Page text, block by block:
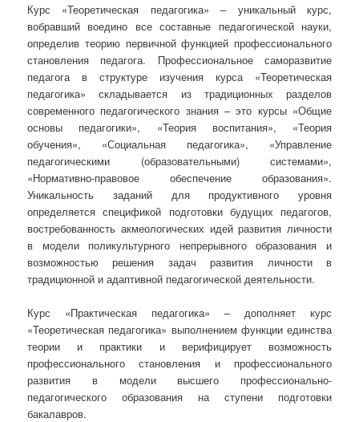
Курс «Теоретическая педагогика» – уникальный курс,
вобравший воедино все составные педагогической науки,
определив теорию первичной функцией профессионального
становления педагога. Профессиональное саморазвитие
педагога в структуре изучения курса «Теоретическая
педагогика» складывается из традиционных разделов
современного педагогического знания – это курсы «Общие
основы педагогики», «Теория воспитания», «Теория
обучения», «Социальная педагогика», «Управление
педагогическими (образовательными) системами»,
«Нормативно-правовое обеспечение образования».
Уникальность заданий для продуктивного уровня
определяется спецификой подготовки будущих педагогов,
востребованность акмеологических идей развития личности
в модели поликультурного непрерывного образования и
возможностью решения задач развития личности в
традиционной и адаптивной педагогической деятельности.
Курс «Практическая педагогика» – дополняет курс
«Теоретическая педагогика» выполнением функции единства
теории и практики и верифицирует возможность
профессионального становления и профессионального
развития в модели высшего профессионально-
педагогического образования на ступени подготовки
бакалавров.